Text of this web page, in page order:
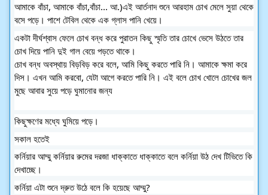
আমাকে বাঁচা, আমাকে বাঁচা,বাঁচা... আ.)এই আর্তনাদ শুনে আরহাম চোখ মেলে সুয়া থেকে
বসে পড়ে। পাশে টেবিল থেকে এক গ্লাস পানি খেয়ে।
একটা দীর্ঘশ্বাস ফেলে চোখ বন্ধ করে পুরাতন কিছু স্মৃতি তার চোখে ভেসে উঠতে তার
চোখ দিয়ে পানি দুই গাল বেয়ে পড়তে থাকে।
চোখ বন্ধ অবস্থায় বিড়বিড় করে বলে, আমি কিছু করতে পারি নি। আমাকে ক্ষমা করে
দিস। এখন আমি করবো, যেটা আগে করতে পারি নি। এই বলে চোখ খোলে চোখের জল
মুছে আবার সুয়ে পড়ে ঘুমানোর জন্য
কিছুক্ষণের মধ্যে ঘুমিয়ে পড়ে।
সকাল হতেই
কর্নিয়ার আম্মু কর্নিয়ার রুমের দরজা ধাক্কাতে ধাক্কাতে বলে কর্নিয়া উঠ দেখ টিভিতে কি
দেখাচ্ছে।
কর্নিয়া এটা শুনে দ্রুত উঠে বলে কি হয়েছে আম্মু?